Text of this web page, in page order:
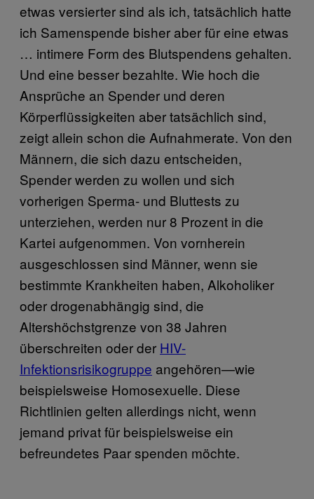
etwas versierter sind als ich, tatsächlich hatte
ich Samenspende bisher aber für eine etwas
… intimere Form des Blutspendens gehalten.
Und eine besser bezahlte. Wie hoch die
Ansprüche an Spender und deren
Körperflüssigkeiten aber tatsächlich sind,
zeigt allein schon die Aufnahmerate. Von den
Männern, die sich dazu entscheiden,
Spender werden zu wollen und sich
vorherigen Sperma- und Bluttests zu
unterziehen, werden nur 8 Prozent in die
Kartei aufgenommen. Von vornherein
ausgeschlossen sind Männer, wenn sie
bestimmte Krankheiten haben, Alkoholiker
oder drogenabhängig sind, die
Altershöchstgrenze von 38 Jahren
überschreiten oder der HIV-
Infektionsrisikogruppe angehören—wie
beispielsweise Homosexuelle. Diese
Richtlinien gelten allerdings nicht, wenn
jemand privat für beispielsweise ein
befreundetes Paar spenden möchte.